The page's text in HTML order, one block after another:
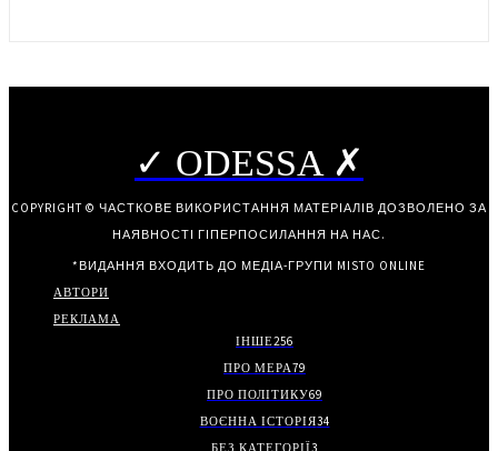
✓ ODESSA ✗
COPYRIGHT © ЧАСТКОВЕ ВИКОРИСТАННЯ МАТЕРІАЛІВ ДОЗВОЛЕНО ЗА
НАЯВНОСТІ ГІПЕРПОСИЛАННЯ НА НАС.
*ВИДАННЯ ВХОДИТЬ ДО МЕДІА-ГРУПИ MISTO ONLINE
АВТОРИ
РЕКЛАМА
ІНШЕ256
ПРО МЕРА79
ПРО ПОЛІТИКУ69
ВОЄННА ІСТОРІЯ34
БЕЗ КАТЕГОРІЇ3